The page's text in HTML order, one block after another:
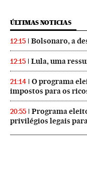
ÚLTIMAS NOTICIAS
12:15 Bolsonaro, a
12:15 Lula, uma
21:14
O programa
impostos para os
20:55
Programa
privilégios legais